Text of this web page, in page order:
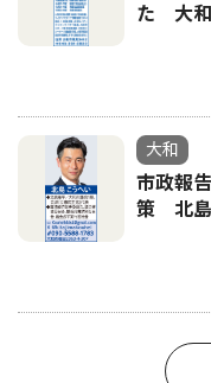
た 大和
大和
市政報
策 北島